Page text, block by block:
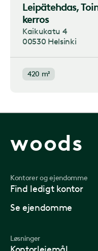
Leipätehdas,
kerros
Kaikukatu 4
00530 Helsinki
420 m²
woods
Kontorer og ejendomme
Find ledigt kontor
Se ejendomme
Løsninger